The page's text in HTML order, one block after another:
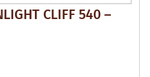
CLIFF 540 –